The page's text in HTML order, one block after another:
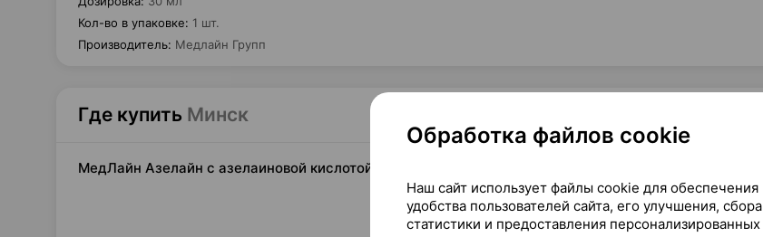
Кол-во в упаковке: 1 шт.
Производитель: Медлайн Групп
Где купить Минск
МедЛайн Азелайн с азелаиновой кислотой 15%, крем 30 мл ×1, Медлайн Групп Беларусь
Обработка файлов cookie
Наш сайт использует файлы cookie для обеспечения
удобства пользователей сайта, его улучшения, сбора
статистики и предоставления персонализированных